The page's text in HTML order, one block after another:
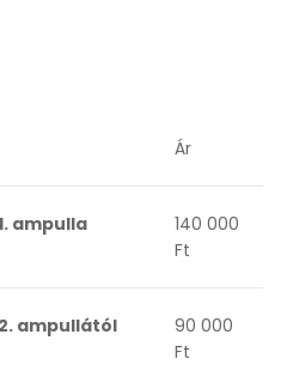
Ár
ampulla
140 000
Ft
ampullától
90 000
Ft